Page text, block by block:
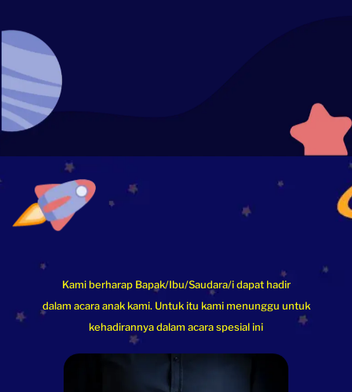
Kami berharap Bapak/Ibu/Saudara/i dapat hadir
dalam acara anak kami. Untuk itu kami menunggu untuk
kehadirannya dalam acara spesial ini